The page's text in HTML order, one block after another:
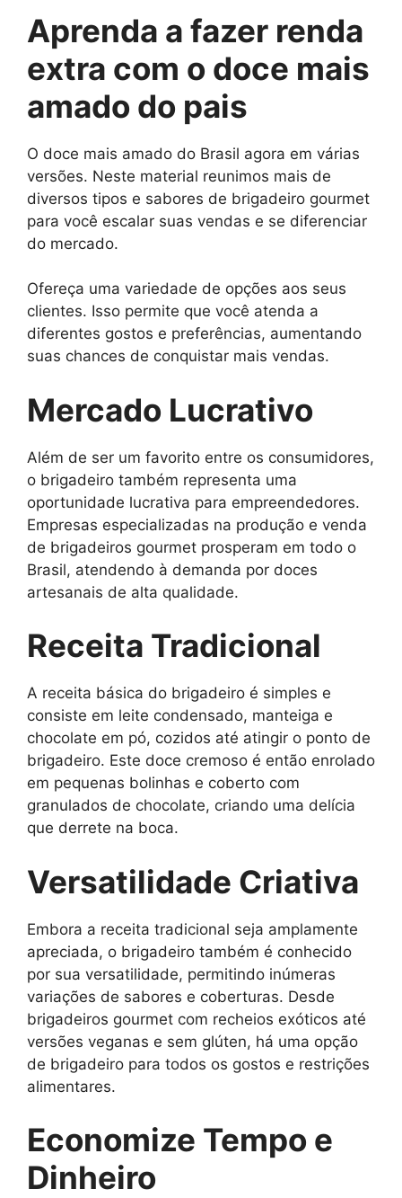
Aprenda a fazer renda
extra com o doce mais
amado do pais
O doce mais amado do Brasil agora em várias
versões. Neste material reunimos mais de
diversos tipos e sabores de brigadeiro gourmet
para você escalar suas vendas e se diferenciar
do mercado.
Ofereça uma variedade de opções aos seus
clientes. Isso permite que você atenda a
diferentes gostos e preferências, aumentando
suas chances de conquistar mais vendas.
Mercado Lucrativo
Além de ser um favorito entre os consumidores,
o brigadeiro também representa uma
oportunidade lucrativa para empreendedores.
Empresas especializadas na produção e venda
de brigadeiros gourmet prosperam em todo o
Brasil, atendendo à demanda por doces
artesanais de alta qualidade.
Receita Tradicional
A receita básica do brigadeiro é simples e
consiste em leite condensado, manteiga e
chocolate em pó, cozidos até atingir o ponto de
brigadeiro. Este doce cremoso é então enrolado
em pequenas bolinhas e coberto com
granulados de chocolate, criando uma delícia
que derrete na boca.
Versatilidade Criativa
Embora a receita tradicional seja amplamente
apreciada, o brigadeiro também é conhecido
por sua versatilidade, permitindo inúmeras
variações de sabores e coberturas. Desde
brigadeiros gourmet com recheios exóticos até
versões veganas e sem glúten, há uma opção
de brigadeiro para todos os gostos e restrições
alimentares.
Economize Tempo e
Dinheiro